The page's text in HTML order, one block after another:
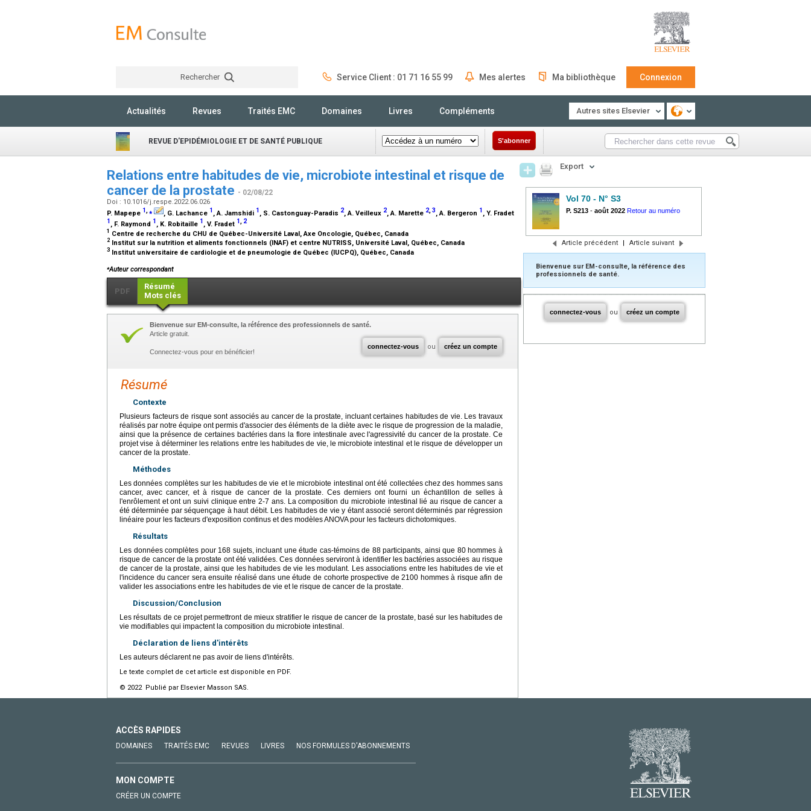
Rechercher Service Client : 01 71 16 55 99 Mes alertes Ma bibliothèque Connexion
Actualités Revues Traités EMC Domaines Livres Compléments Autres sites Elsevier
REVUE D'EPIDÉMIOLOGIE ET DE SANTÉ PUBLIQUE S'abonner
Relations entre habitudes de vie, microbiote intestinal et risque de
cancer de la prostate - 02/08/22
Doi : 10.1016/j.respe.2022.06.026
P. Mapepe 1,⁎ , G. Lachance 1 , A. Jamshidi 1 , S. Castonguay-Paradis 2, A. Veilleux 2, A. Marette 2,3, A. Bergeron 1 , Y. Fradet
1 , F. Raymond 1 , K. Robitaille 1 , V. Fradet 1 2
1 Centre de recherche du CHU de Québec-Université Laval, Axe Oncologie, Québec, Canada
2 Institut sur la nutrition et aliments fonctionnels (INAF) et centre NUTRISS, Université Laval, Québec, Canada
3 Institut universitaire de cardiologie et de pneumologie de Québec (IUCPQ), Québec, Canada
⁎Auteur correspondant
PDF
Résumé
Mots clés
connectez-vous ou créez un compte
Bienvenue sur EM-consulte, la référence des professionnels de santé.
Article gratuit.
Connectez-vous pour en bénéficier!
Résumé
Contexte
Plusieurs facteurs de risque sont associés au cancer de la prostate, incluant certaines habitudes de vie. Les travaux
réalisés par notre équipe ont permis d'associer des éléments de la diète avec le risque de progression de la maladie,
ainsi que la présence de certaines bactéries dans la flore intestinale avec l'agressivité du cancer de la prostate. Ce
projet vise à déterminer les relations entre les habitudes de vie, le microbiote intestinal et le risque de développer un
cancer de la prostate.
Méthodes
Les données complètes sur les habitudes de vie et le microbiote intestinal ont été collectées chez des hommes sans
cancer, avec cancer, et à risque de cancer de la prostate. Ces derniers ont fourni un échantillon de selles à
l'enrôlement et ont un suivi clinique entre 2-7 ans. La composition du microbiote intestinal lié au risque de cancer a
été déterminée par séquençage à haut débit. Les habitudes de vie y étant associé seront déterminés par régression
linéaire pour les facteurs d'exposition continus et des modèles ANOVA pour les facteurs dichotomiques.
Résultats
Les données complètes pour 168 sujets, incluant une étude cas-témoins de 88 participants, ainsi que 80 hommes à
risque de cancer de la prostate ont été validées. Ces données serviront à identifier les bactéries associées au risque
de cancer de la prostate, ainsi que les habitudes de vie les modulant. Les associations entre les habitudes de vie et
l'incidence du cancer sera ensuite réalisé dans une étude de cohorte prospective de 2100 hommes à risque afin de
valider les associations entre les habitudes de vie et le risque de cancer de la prostate.
Discussion/Conclusion
Les résultats de ce projet permettront de mieux stratifier le risque de cancer de la prostate, basé sur les habitudes de
vie modifiables qui impactent la composition du microbiote intestinal.
Déclaration de liens d'intérêts
Les auteurs déclarent ne pas avoir de liens d'intérêts.
Le texte complet de cet article est disponible en PDF.
© 2022 Publié par Elsevier Masson SAS.
Export
Vol 70 - N° S3
P. S213 - août 2022 Retour au numéro
Article précédent | Article suivant
Bienvenue sur EM-consulte, la référence des
professionnels de santé.
connectez-vous ou créez un compte
ACCÈS RAPIDES
DOMAINES TRAITÉS EMC REVUES LIVRES NOS FORMULES D'ABONNEMENTS
MON COMPTE
CRÉER UN COMPTE